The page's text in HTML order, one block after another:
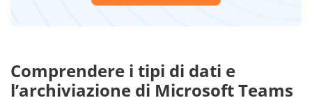
Comprendere i tipi di dati e
l’archiviazione di Microsoft Teams